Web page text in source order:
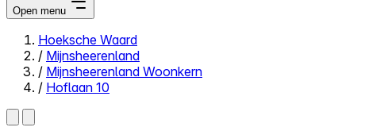
Open menu
Close menu
Hoeksche Waard
/ Mijnsheerenland
/ Mijnsheerenland Woonkern
/ Hoflaan 10